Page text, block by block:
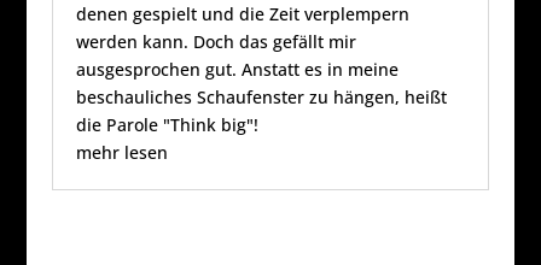
denen gespielt und die Zeit verplempern
werden kann. Doch das gefällt mir
ausgesprochen gut. Anstatt es in meine
beschauliches Schaufenster zu hängen, heißt
die Parole "Think big"!
mehr lesen